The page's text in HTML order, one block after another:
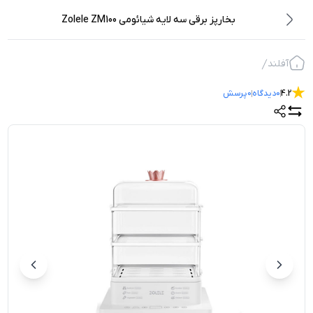
بخارپز برقی سه لایه شیائومی Zolele ZM100
آفلند
4.2
0دیدگاه0پرسش